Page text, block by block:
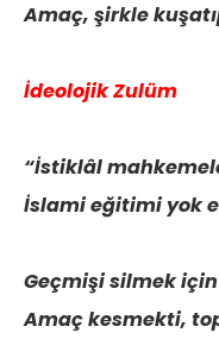
Amaç, şirkle
İdeolojik Zulüm
“İstiklâl
İslami eğitimi yok
Geçmişi silmek için
Amaç kesmekti,